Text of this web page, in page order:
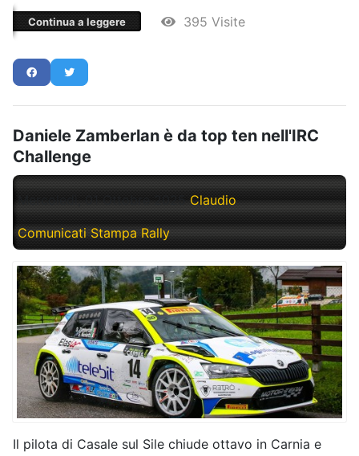
Continua a leggere 395 Visite
Daniele Zamberlan è da top ten nell'IRC
Challenge
Mercoledì, 01 Ottobre 2025 Claudio
Comunicati Stampa Rally
Il pilota di Casale sul Sile chiude ottavo in Carnia e